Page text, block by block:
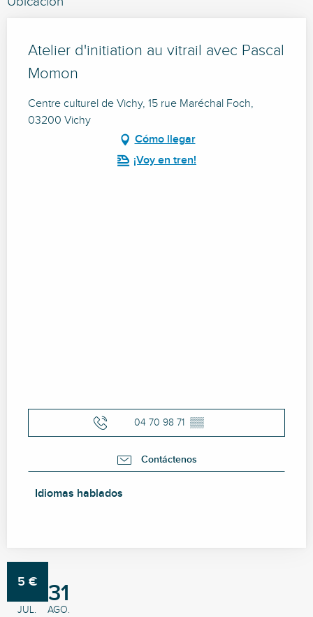
Atelier d'initiation au vitrail avec Pascal
Momon
Centre culturel de Vichy, 15 rue Maréchal Foch,
03200 Vichy
Cómo llegar
¡Voy en tren!
04 70 98 71 ▒▒
Contáctenos
Idiomas hablados
Idiomas hablados
5 €
1
JUL.
31
AGO.